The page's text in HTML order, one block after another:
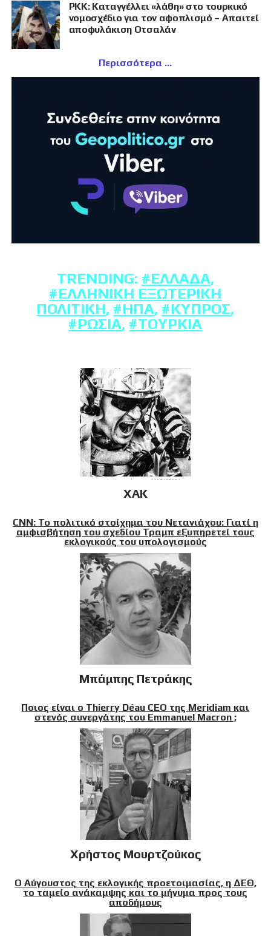
PKK: Καταγγέλλει «λάθη» στο τουρκικό
νομοσχέδιο για τον αφοπλισμό – Απαιτεί
αποφυλάκιση Οτσαλάν
Περισσότερα
TRENDING: #ΕΛΛΆΔΑ,
#ΕΛΛΗΝΙΚΉ ΕΞΩΤΕΡΙΚΉ
ΠΟΛΙΤΙΚΉ, #ΗΠΑ, #ΚΎΠΡΟΣ,
#ΡΩΣΊΑ, #ΤΟΥΡΚΊΑ
XAK
CNN: Το πολιτικό στοίχημα του Νετανιάχου: Γιατί η
αμφισβήτηση του σχεδίου Τραμπ εξυπηρετεί τους
εκλογικούς του υπολογισμούς
Μπάμπης Πετράκης
Ποιος είναι ο Thierry Déau CEO της Meridiam και
στενός συνεργάτης του Emmanuel Macron ;
Χρήστος Μουρτζούκος
Ο Αύγουστος της εκλογικής προετοιμασίας, η ΔΕΘ,
το ταμείο ανάκαμψης και το μήνυμα προς τους
αποδήμους